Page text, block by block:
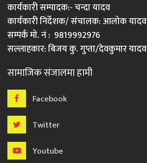
कार्यकारी सम्पादक:- चन्दा यादव
कार्यकारी निर्देशक/ संचालक: आलोक यादव
सम्पर्क मो. नं : 9819992976
सल्लाहकार: बिजय कु. गुप्ता/देवकुमार यादव
सामाजिक संजालमा हामी
Facebook
Twitter
Youtube